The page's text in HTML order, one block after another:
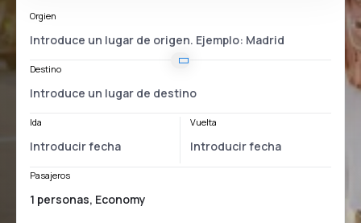
Orgien
Destino
Ida Vuelta
Pasajeros